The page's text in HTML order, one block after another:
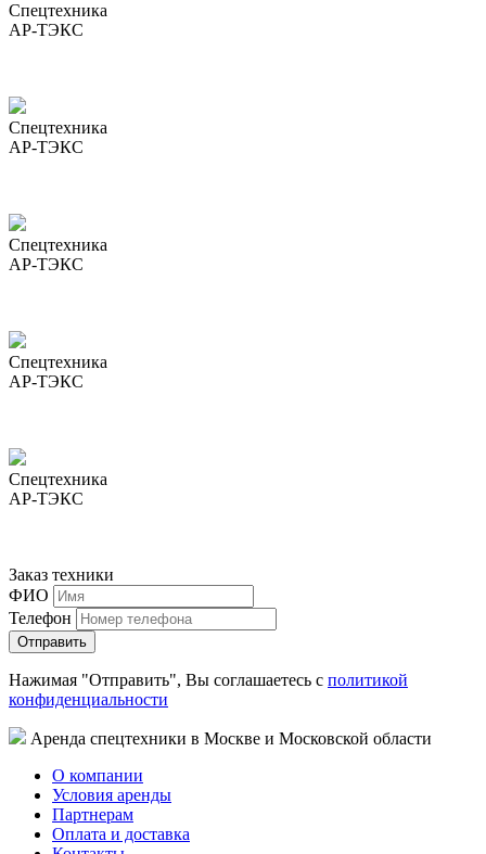
Спецтехника
АР-ТЭКС
Спецтехника
АР-ТЭКС
Спецтехника
АР-ТЭКС
Спецтехника
АР-ТЭКС
Спецтехника
АР-ТЭКС
Заказ техники
ФИО
Телефон
Нажимая "Отправить", Вы соглашаетесь с политикой
конфиденциальности
Аренда спецтехники в Москве и Московской области
О компании
Условия аренды
Партнерам
Оплата и доставка